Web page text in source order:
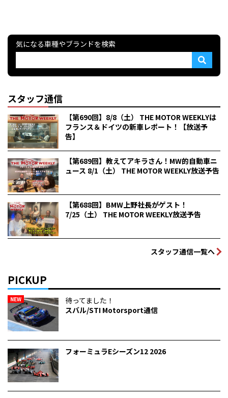
気になる車種やブランドを検索
スタッフ通信
【第690回】8/8（土） THE MOTOR WEEKLYは
フランス＆ドイツの新車レポート！【放送予
告】
【第689回】教えてアキラさん！MW的自動車ニ
ュース 8/1（土） THE MOTOR WEEKLY放送予告
【第688回】BMW上野社長がゲスト！
7/25（土） THE MOTOR WEEKLY放送予告
スタッフ通信一覧へ
PICKUP
NEW
待ってました！
スバル/STI Motorsport通信
フォーミュラEシーズン12 2026